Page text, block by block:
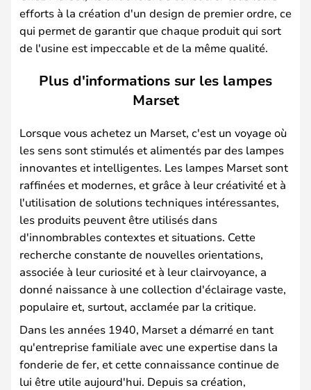
efforts à la création d'un design de premier ordre, ce
qui permet de garantir que chaque produit qui sort
de l'usine est impeccable et de la même qualité.
Plus d'informations sur les lampes
Marset
Lorsque vous achetez un Marset, c'est un voyage où
les sens sont stimulés et alimentés par des lampes
innovantes et intelligentes. Les lampes Marset sont
raffinées et modernes, et grâce à leur créativité et à
l'utilisation de solutions techniques intéressantes,
les produits peuvent être utilisés dans
d'innombrables contextes et situations. Cette
recherche constante de nouvelles orientations,
associée à leur curiosité et à leur clairvoyance, a
donné naissance à une collection d'éclairage vaste,
populaire et, surtout, acclamée par la critique.
Dans les années 1940, Marset a démarré en tant
qu'entreprise familiale avec une expertise dans la
fonderie de fer, et cette connaissance continue de
lui être utile aujourd'hui. Depuis sa création,